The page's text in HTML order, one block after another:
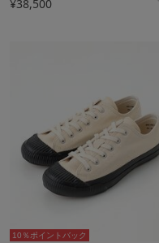
¥38,500
10％ポイントバック